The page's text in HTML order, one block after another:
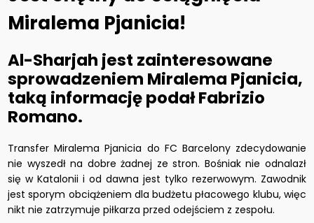
Miralema Pjanicia!
Al-Sharjah jest zainteresowane
sprowadzeniem Miralema Pjanicia,
taką informację podał Fabrizio
Romano.
Transfer Miralema Pjanicia do FC Barcelony zdecydowanie
nie wyszedł na dobre żadnej ze stron. Bośniak nie odnalazł
się w Katalonii i od dawna jest tylko rezerwowym. Zawodnik
jest sporym obciążeniem dla budżetu płacowego klubu, więc
nikt nie zatrzymuje piłkarza przed odejściem z zespołu.